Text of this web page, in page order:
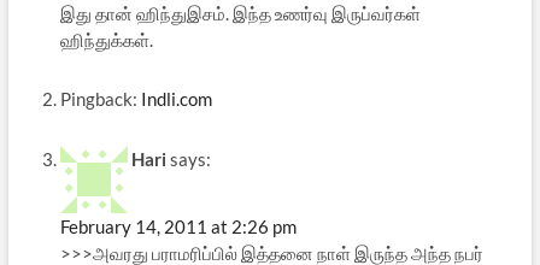
இது தான் ஹிந்துஇசம். இந்த உணர்வு இருப்வர்கள்
ஹிந்துக்கள்.
Pingback: Indli.com
Hari says:
February 14, 2011 at 2:26 pm
>>>அவரது பராமரிப்பில் இத்தனை நாள் இருந்த அந்த நபர்